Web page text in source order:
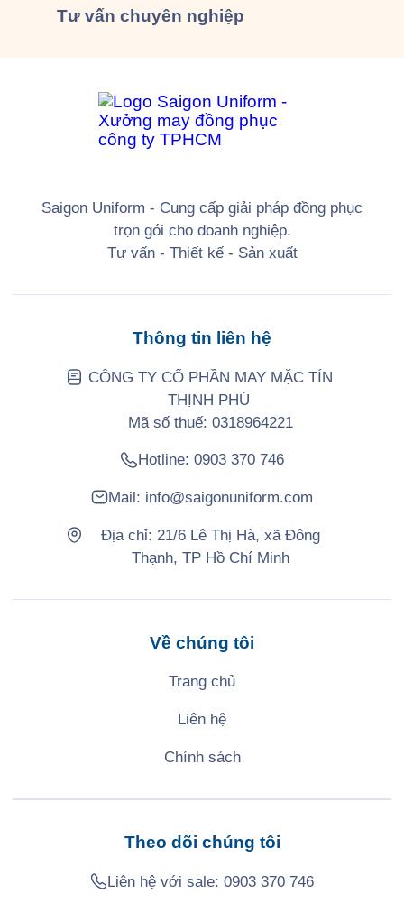
Tư vấn chuyên nghiệp
Saigon Uniform - Cung cấp giải pháp đồng phục
trọn gói cho doanh nghiệp.
Tư vấn - Thiết kế - Sản xuất
Thông tin liên hệ
CÔNG TY CỔ PHẦN MAY MẶC TÍN
THỊNH PHÚ
Mã số thuế: 0318964221
Hotline: 0903 370 746
Mail: info@saigonuniform.com
Địa chỉ: 21/6 Lê Thị Hà, xã Đông
Thạnh, TP Hồ Chí Minh
Về chúng tôi
Trang chủ
Liên hệ
Chính sách
Theo dõi chúng tôi
Liên hệ với sale:0903 370 746